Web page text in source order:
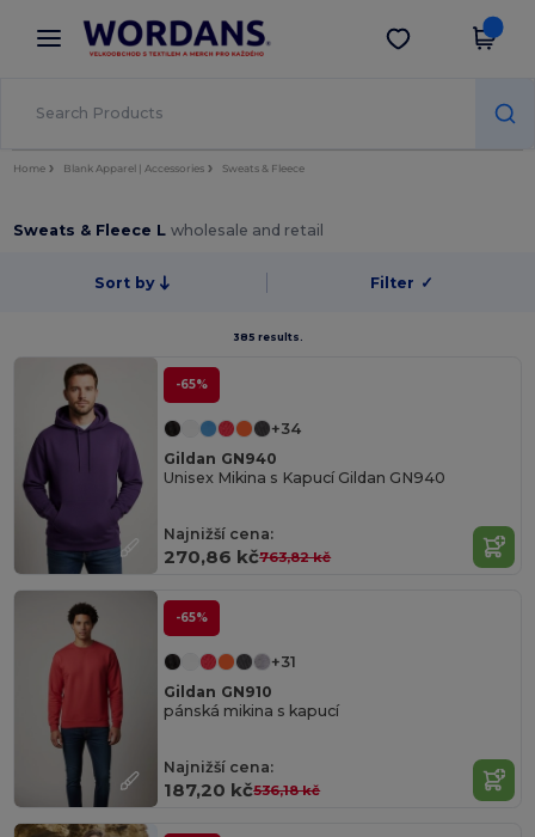
× Aplikace Wordans
Lepší ceny v aplikaci!
Stáhnout app
Home Blank Apparel | Accessories Sweats & Fleece
Sweats & Fleece Lwholesale and retail
Sort by Filter ✓
385 results.
-65%
+34
Gildan GN940
Unisex Mikina s Kapucí Gildan GN940
Najnižší cena:
270,86 kč763,82 kč
-65%
+31
Gildan GN910
pánská mikina s kapucí
Najnižší cena:
187,20 kč536,18 kč